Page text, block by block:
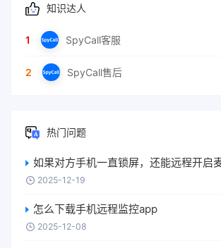
知识达人
1 SpyCall客服
2 SpyCall售后
热门问题
如果对方手机一直锁屏，还能远程开启麦克
2025-12-19
怎么下载手机远程监控app
2025-12-08